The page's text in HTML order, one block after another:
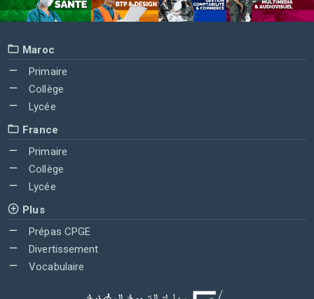
Maroc
Primaire
Collège
Lycée
France
Primaire
Collège
Lycée
Plus
Prépas CPGE
Divertissement
Vocabulaire